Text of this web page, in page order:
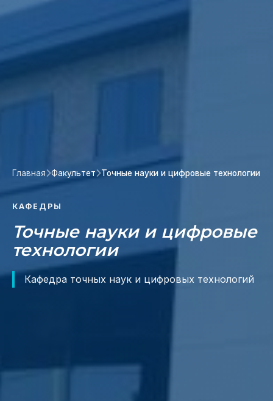
Главная Факультет Точные науки и цифровые технологии
КАФЕДРЫ
Точные науки и цифровые
технологии
Кафедра точных наук и цифровых технологий